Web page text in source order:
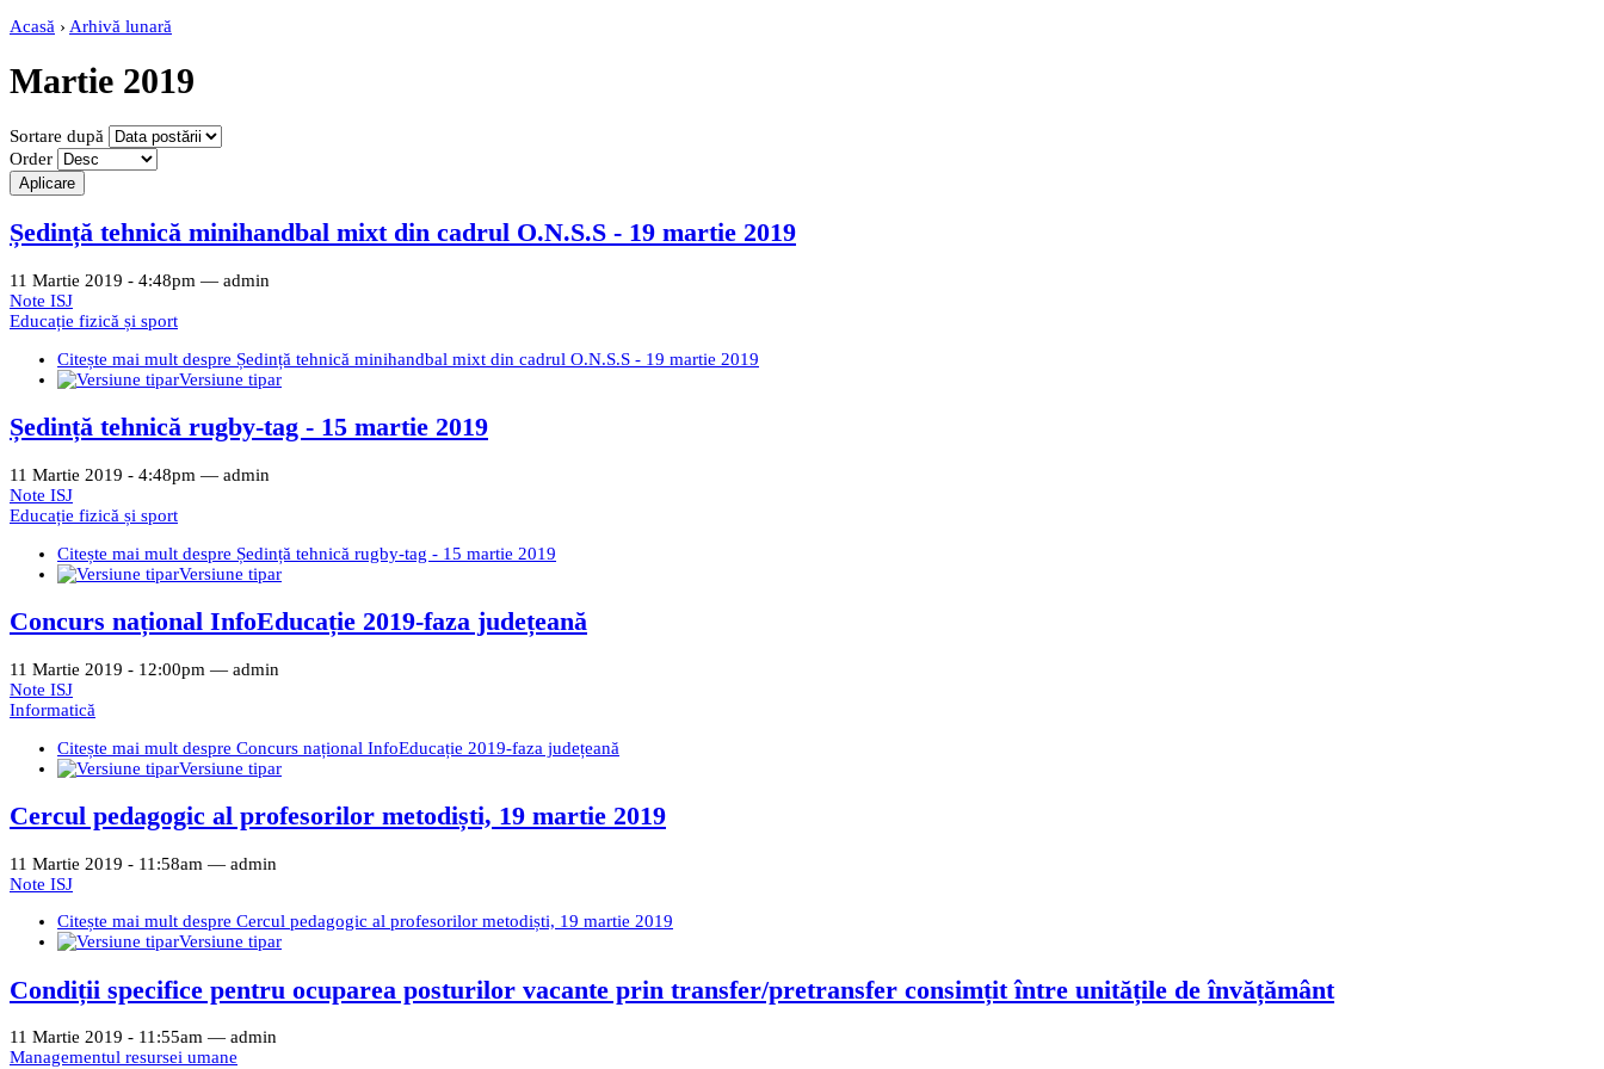
Acasă › Arhivă lunară
Martie 2019
Sortare după
Order
Ședință tehnică minihandbal mixt din cadrul O.N.S.S - 19 martie 2019
11 Martie 2019 - 4:48pm — admin
Note ISJ
Educație fizică și sport
Citește mai mult despre Ședință tehnică minihandbal mixt din cadrul O.N.S.S - 19 martie 2019
Versiune tipar
Ședință tehnică rugby-tag - 15 martie 2019
11 Martie 2019 - 4:48pm — admin
Note ISJ
Educație fizică și sport
Citește mai mult despre Ședință tehnică rugby-tag - 15 martie 2019
Versiune tipar
Concurs național InfoEducație 2019-faza județeană
11 Martie 2019 - 12:00pm — admin
Note ISJ
Informatică
Citește mai mult despre Concurs național InfoEducație 2019-faza județeană
Versiune tipar
Cercul pedagogic al profesorilor metodiști, 19 martie 2019
11 Martie 2019 - 11:58am — admin
Note ISJ
Citește mai mult despre Cercul pedagogic al profesorilor metodiști, 19 martie 2019
Versiune tipar
Condiții specifice pentru ocuparea posturilor vacante prin transfer/pretransfer consimțit între unitățile de învățământ
11 Martie 2019 - 11:55am — admin
Managementul resursei umane